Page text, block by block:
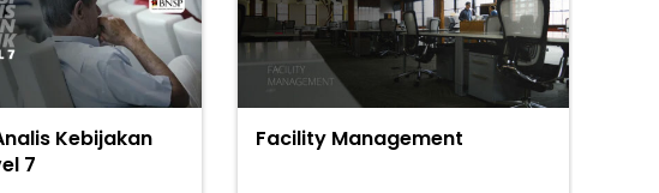
Kebijakan
7
Facility Management